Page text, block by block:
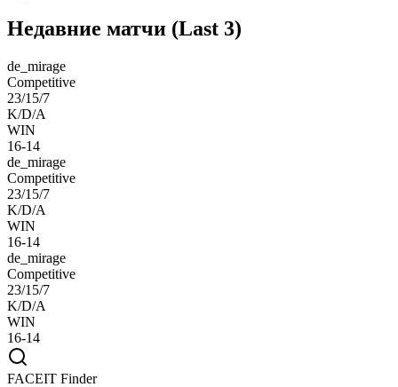
Недавние матчи (Last 3)
de_mirage
Competitive
23/15/7
K/D/A
WIN
16-14
de_mirage
Competitive
23/15/7
K/D/A
WIN
16-14
de_mirage
Competitive
23/15/7
K/D/A
WIN
16-14
FACEIT Finder